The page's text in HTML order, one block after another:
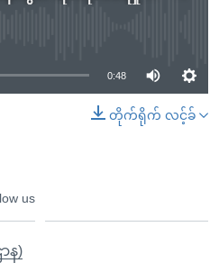
currently available
0:48
တိုက်ရိုက် လင့်ခ်
us
န)